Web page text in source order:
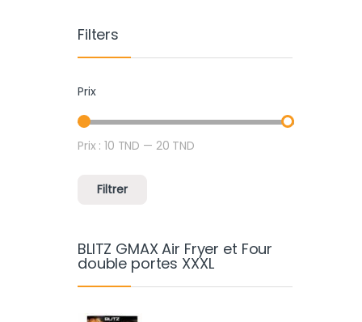
Filters
Prix
Prix min
Prix max
Filtrer
Prix :10 TND — 20 TND
BLITZ GMAX Air Fryer et Four
double portes XXXL